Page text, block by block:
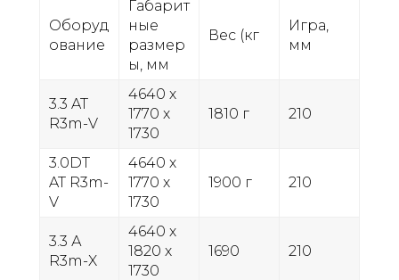
Оборуд
ование
Габарит
ные
размер
ы, мм
Вес (кг
Игра,
мм
3.3 AT
R3m-V
4640 х
1770 х
1730
1810 г 210
3.0DT
AT R3m-
V
4640 х
1770 х
1730
1900 г 210
3.3 А
R3m-X
4640 х
1820 х
1730
1690 210